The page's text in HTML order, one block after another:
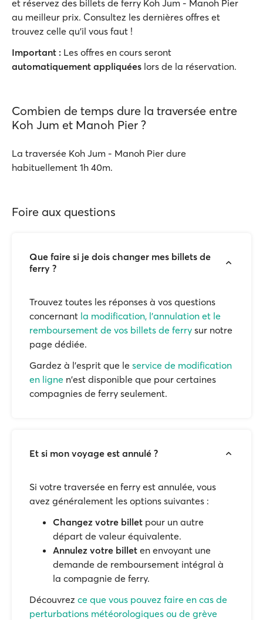
et réservez des billets de ferry Koh Jum - Manoh Pier
au meilleur prix. Consultez les dernières offres et
trouvez celle qu'il vous faut !
Important : Les offres en cours seront
automatiquement appliquées lors de la réservation.
Combien de temps dure la traversée entre
Koh Jum et Manoh Pier ?
La traversée Koh Jum - Manoh Pier dure
habituellement 1h 40m.
Foire aux questions
Que faire si je dois changer mes billets de
ferry ?
Trouvez toutes les réponses à vos questions
concernant la modification, l'annulation et le
remboursement de vos billets de ferry sur notre
page dédiée.
Gardez à l'esprit que le service de modification
en ligne n'est disponible que pour certaines
compagnies de ferry seulement.
Et si mon voyage est annulé ?
Si votre traversée en ferry est annulée, vous
avez généralement les options suivantes :
Changez votre billet pour un autre
départ de valeur équivalente.
Annulez votre billet en envoyant une
demande de remboursement intégral à
la compagnie de ferry.
Découvrez ce que vous pouvez faire en cas de
perturbations météorologiques ou de grève